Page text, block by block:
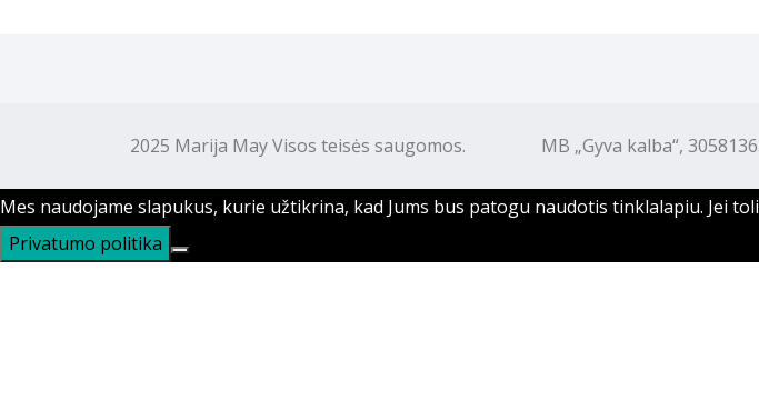
2025 Marija May Visos teisės saugomos. MB „Gyva kalba“,
Mes naudojame slapukus, kurie užtikrina, kad Jums bus patogu naudotis tinklalapiu. Jei
Privatumo politika